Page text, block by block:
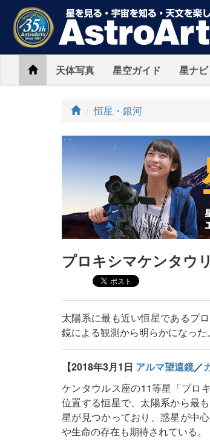
Home天体写真 星空ガイド 星ナビ
ト
プ
恒星・銀河
プロキシマケンタウ
太陽系に最も近い恒星であるプ
鏡による観測から明らかになった。
【2018年3月1日 アルマ望遠鏡／
ケンタウルス座の11等星「プロ
位置する恒星で、太陽系から最
星が見つかっており、惑星が中
や生命の存在も期待されている。